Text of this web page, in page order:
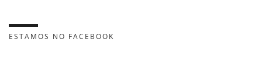
ESTAMOS NO FACEBOOK